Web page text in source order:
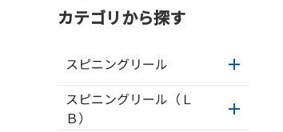
カテゴリから探す
スピニングリール
スピニングリール（Ｌ
Ｂ）